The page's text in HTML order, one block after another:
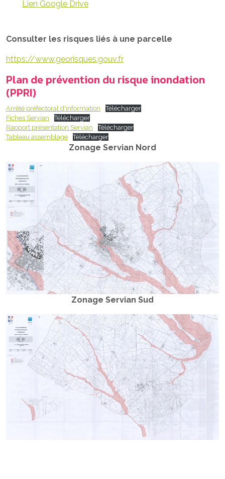
Lien Google Drive
Consulter les risques liés à une parcelle
https://www.georisques.gouv.fr
Plan de prévention du risque inondation
(PPRI)
Arrêté préfectoral d'information
Télécharger
Fiches Servian
Télécharger
Rapport présentation Servian
Télécharger
Tableau assemblage
Télécharger
Zonage Servian Nord
Zonage Servian Sud